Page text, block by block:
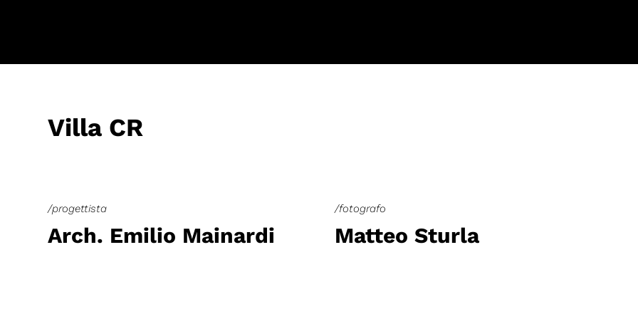
Villa CR
/progettista
Arch. Emilio Mainardi
/fotografo
Matteo Sturla